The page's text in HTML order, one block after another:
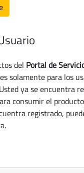
del Portal de
solamente para los
ya se encuentra
consumir el
registrado,